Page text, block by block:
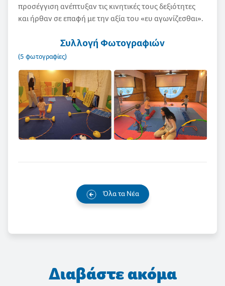
προσέγγιση ανέπτυξαν τις κινητικές τους δεξιότητες
και ήρθαν σε επαφή με την αξία του «ευ αγωνίζεσθαι».
Συλλογή Φωτογραφιών
(5 φωτογραφίες)
Όλα τα Νέα
Διαβάστε ακόμα